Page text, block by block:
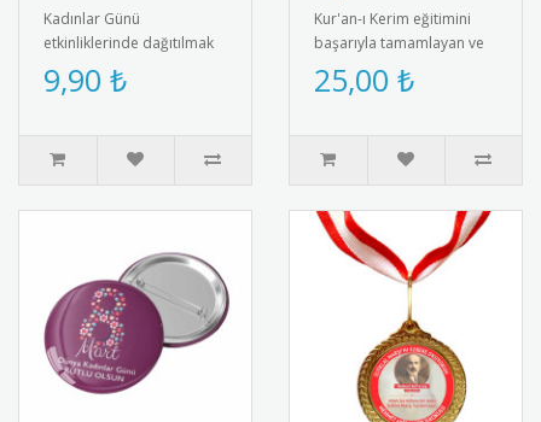
Kadınlar Günü
etkinliklerinde dağıtılmak
üzere özel olarak
tasarlanmış 8 Mart rozeti.
9,90 ₺
Kur'an-ı Kerim eğitimini
başarıyla tamamlayan ve
Kur'an okumaya başlayan
öğrenciler için
25,00 ₺